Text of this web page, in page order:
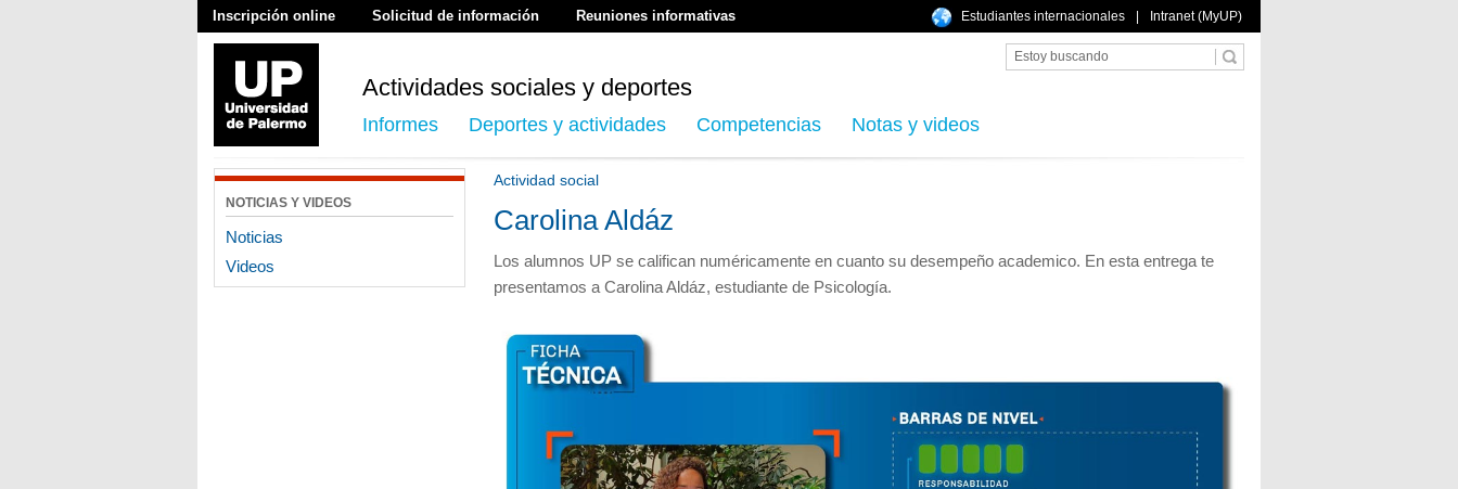
Inscripción online Solicitud de información Reuniones informativas Estudiantes internacionales Intranet (MyUP)
Actividades sociales y deportes
Informes Deportes y actividades Competencias Notas y videos
NOTICIAS Y VIDEOS
Noticias
Videos
Actividad social
Carolina Aldáz
Los alumnos UP se califican numéricamente en cuanto su desempeño academico. En esta entrega te
presentamos a Carolina Aldáz, estudiante de Psicología.